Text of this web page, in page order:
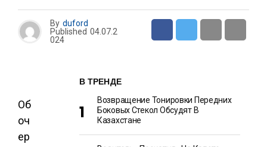
By duford
Published 04.07.2
024
Об
оч
ер
В ТРЕНДЕ
Возвращение Тонировки Передних
Боковых Стекол Обсудят В
Казахстане